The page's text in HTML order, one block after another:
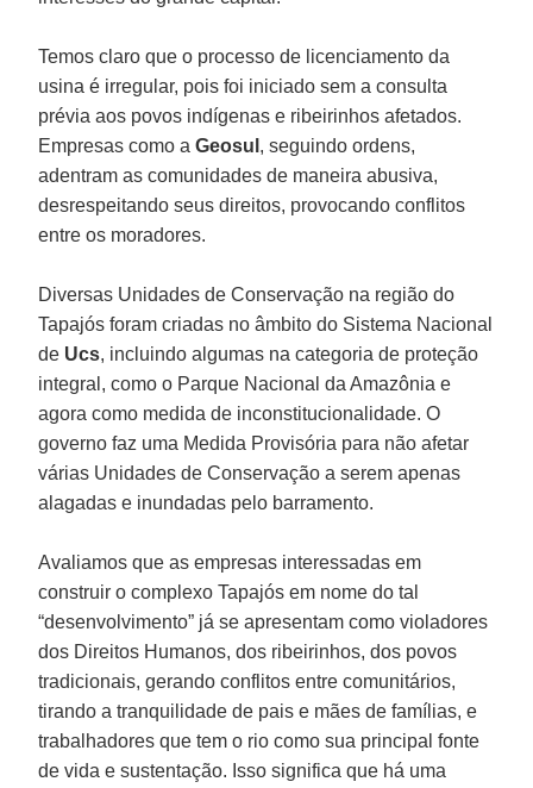
Temos claro que o processo de licenciamento da
usina é irregular, pois foi iniciado sem a consulta
prévia aos povos indígenas e ribeirinhos afetados.
Empresas como aGeosul , seguindo ordens,
adentram as comunidades de maneira abusiva,
desrespeitando seus direitos, provocando conflitos
entre os moradores.
Diversas Unidades de Conservação na região do
Tapajós foram criadas no âmbito do Sistema Nacional
de Ucs, incluindo algumas na categoria de proteção
integral, como o Parque Nacional da Amazônia e
agora como medida de inconstitucionalidade. O
governo faz uma Medida Provisória para não afetar
várias Unidades de Conservação a serem apenas
alagadas e inundadas pelo barramento.
Avaliamos que as empresas interessadas em
construir o complexo Tapajós em nome do tal
“desenvolvimento” já se apresentam como violadores
dos Direitos Humanos, dos ribeirinhos, dos povos
tradicionais, gerando conflitos entre comunitários,
tirando a tranquilidade de pais e mães de famílias, e
trabalhadores que tem o rio como sua principal fonte
de vida e sustentação. Isso significa que há uma